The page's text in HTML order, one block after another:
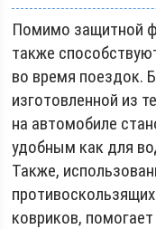
Помимо защитной
также
во время поездок.
изготовленной из
на автомобиле
удобным как для
Также,
ковриков,